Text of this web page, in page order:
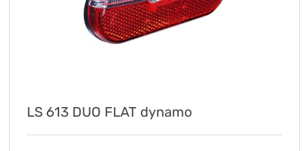
LS 613 DUO FLAT dynamo